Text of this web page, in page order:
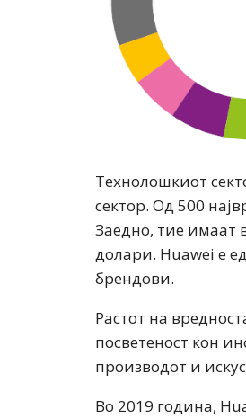
Технолошкиот
сектор. Од 500
Заедно, тие имаат
долари. Huawei е
брендови.
Растот на
посветеност кон
производот и
Во 2019 година,